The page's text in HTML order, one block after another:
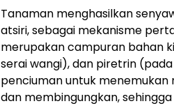
Tanaman menghasilkan
atsiri, sebagai mekanisme
merupakan campuran bahan
serai wangi), dan piretrin
penciuman untuk
dan membingungkan,